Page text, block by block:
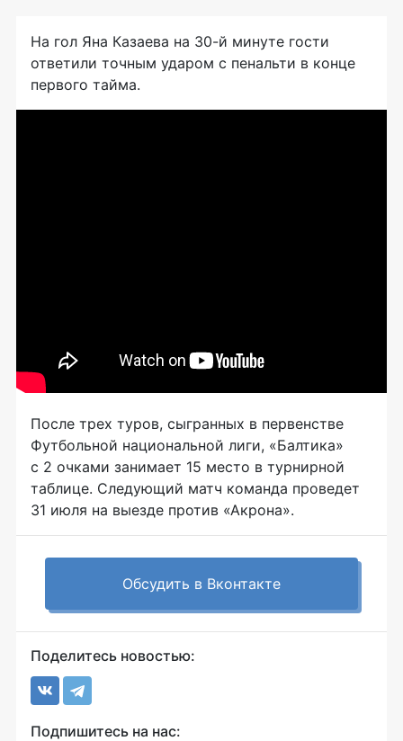
На гол Яна Казаева на 30-й минуте гости
ответили точным ударом с пенальти в конце
первого тайма.
После трех туров, сыгранных в первенстве
Футбольной национальной лиги, «Балтика»
с 2 очками занимает 15 место в турнирной
таблице. Следующий матч команда проведет
31 июля на выезде против «Акрона».
Обсудить в Вконтакте
Поделитесь новостью:
Подпишитесь на нас: